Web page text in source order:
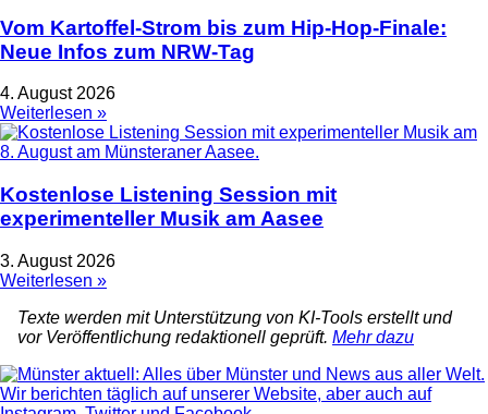
Vom Kartoffel-Strom bis zum Hip-Hop-Finale:
Neue Infos zum NRW-Tag
4. August 2026
Weiterlesen »
Kostenlose Listening Session mit
experimenteller Musik am Aasee
3. August 2026
Weiterlesen »
Texte werden mit Unterstützung von KI-Tools erstellt und
vor Veröffentlichung redaktionell geprüft. Mehr dazu